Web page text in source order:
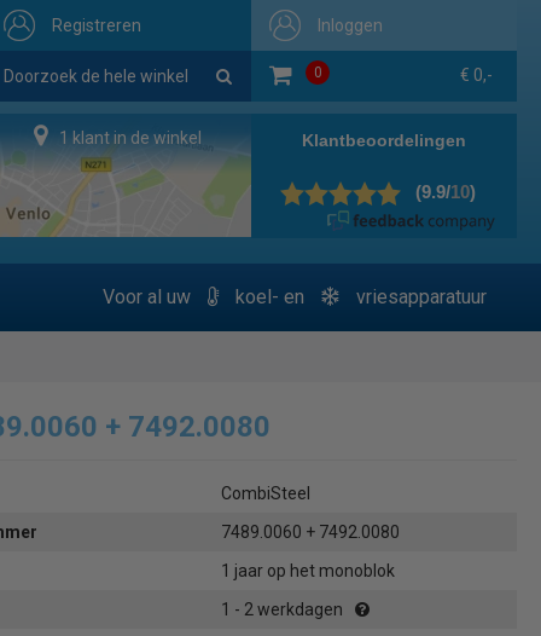
Inloggen
0 € 0,-
Registreren
1 klant in de winkel
Voor al uw koel- en vriesapparatuur
+ 7492.0080
CombiSteel
7489.0060 + 7492.0080
1 jaar op het monoblok
1 - 2 werkdagen